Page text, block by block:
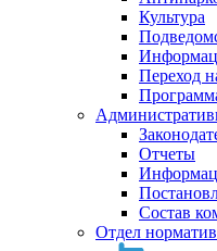
Культура
Переход
Отчеты
Состав
Отдел